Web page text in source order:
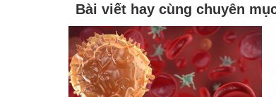
Bài viết hay cùng chuyên